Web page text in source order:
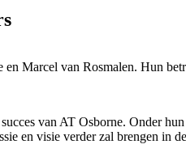
Marcel van Rosmalen. Hun
van AT Osborne. Onder
en visie verder zal brengen in